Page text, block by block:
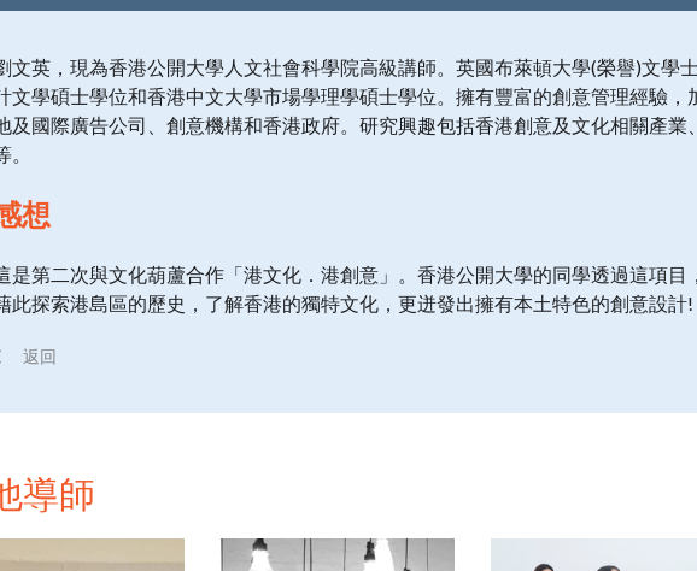
文英，現為香港公開大學人文社會科學院高級講師。英國布萊頓大學(榮譽)文學
文學碩士學位和香港中文大學市場學理學碩士學位。擁有豐富的創意管理經驗，
及國際廣告公司、創意機構和香港政府。研究興趣包括香港創意及文化相關產業
。
想
是第二次與文化葫蘆合作「港文化．港創意」。香港公開大學的同學透過這項目
此探索港島區的歷史，了解香港的獨特文化，更迸發出擁有本土特色的創意設計!
返回
導師